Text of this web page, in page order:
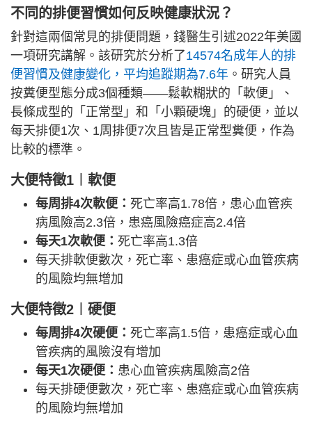
不同的排便習慣如何反映健康狀況？
針對這兩個常見的排便問題，錢醫生引述2022年美國
一項研究講解。該研究於分析了14574名成年人的排
便習慣及健康變化，平均追蹤期為7.6年 。研究人員
按糞便型態分成3個種類——鬆軟糊狀的「軟便」、
長條成型的「正常型」和「小顆硬塊」的硬便，並以
每天排便1次、1周排便7次且皆是正常型糞便，作為
比較的標準。
大便特徵1︱ 軟便
每周排4次軟便： 死亡率高1.78倍，患心血管疾
病風險高2.3倍，患癌風險癌症高2.4倍
每天1次軟便： 死亡率高1.3倍
每天排軟便數次，死亡率、患癌症或心血管疾病
的風險均無增加
大便特徵2︱ 硬便
每周排4次硬便： 死亡率高1.5倍，患癌症或心血
管疾病的風險沒有增加
每天1次硬便： 患心血管疾病風險高2倍
每天排硬便數次，死亡率、患癌症或心血管疾病
的風險均無增加